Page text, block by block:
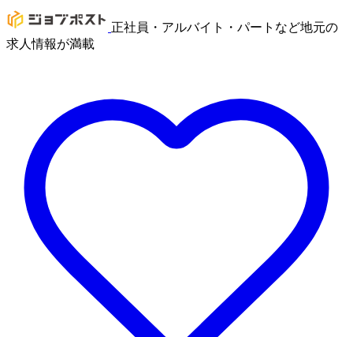
正社員・アルバイト・パートなど地元の
求人情報が満載